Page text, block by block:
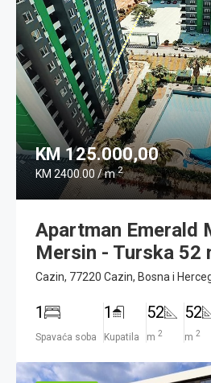
KM 125.000,00
KM 2400.00 / m2
Apartman Emerald
Mersin - Turska 52
Cazin, 77220 Cazin, Bosna i
1
Spavaća soba
1
Kupatila
52
m 2
52
m 2